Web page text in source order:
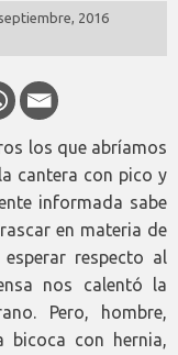
2016
los que abríamos
cantera con pico y
informada sabe
en materia de
respecto al
nos calentó la
Pero, hombre,
bicoca con hernia,